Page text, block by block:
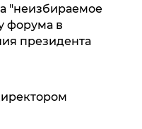
"неизбираемое
форума в
президента